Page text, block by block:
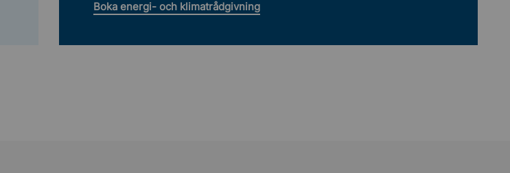
Boka energi- och klimatrådgivning